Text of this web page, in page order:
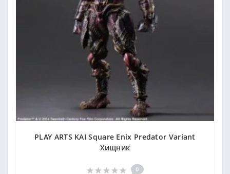
PLAY ARTS KAI Square Enix Predator Variant
Хищник
0